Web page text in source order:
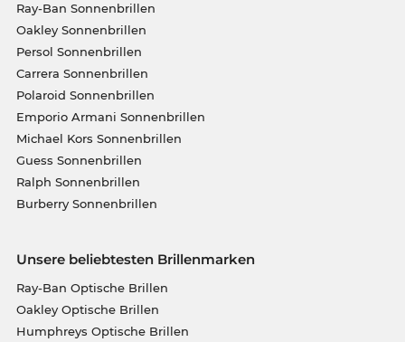
Ray-Ban Sonnenbrillen
Oakley Sonnenbrillen
Persol Sonnenbrillen
Carrera Sonnenbrillen
Polaroid Sonnenbrillen
Emporio Armani Sonnenbrillen
Michael Kors Sonnenbrillen
Guess Sonnenbrillen
Ralph Sonnenbrillen
Burberry Sonnenbrillen
Unsere beliebtesten Brillenmarken
Ray-Ban Optische Brillen
Oakley Optische Brillen
Humphreys Optische Brillen